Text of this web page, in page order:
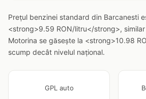
Prețul benzinei standard din Barcanesti
<strong>9.59 RON/litru</strong>,
Motorina se găsește la <strong>10.98
scump decât nivelul național.
GPL auto